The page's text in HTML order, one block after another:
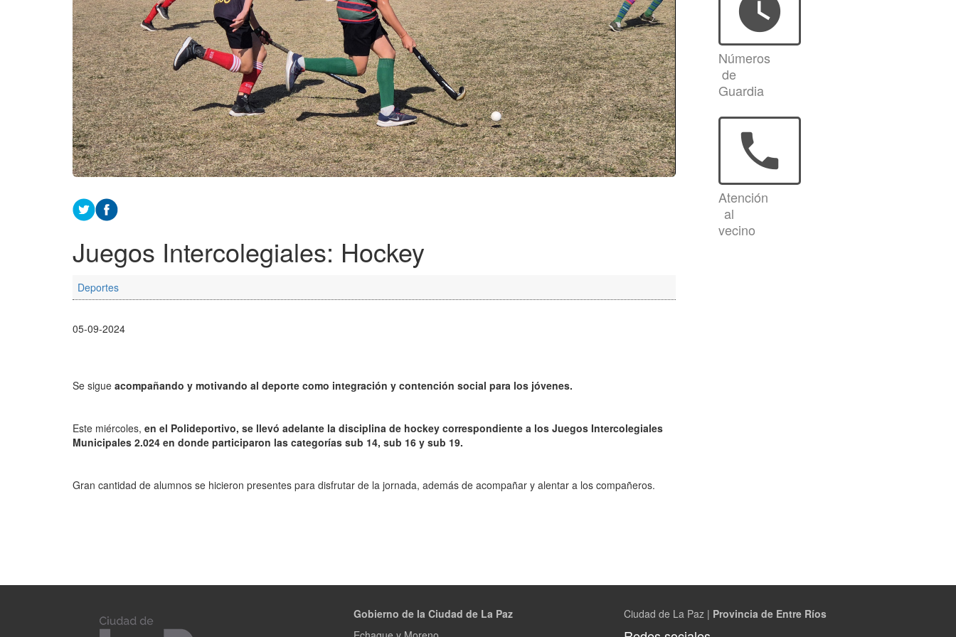
Juegos Intercolegiales: Hockey
Deportes
05-09-2024
Se sigue acompañando y motivando al deporte como integración y contención social para los jóvenes.
Este miércoles, en el Polideportivo, se llevó adelante la disciplina de hockey correspondiente a los Juegos Intercolegiales
Municipales 2.024 en donde participaron las categorías sub 14, sub 16 y sub 19.
Gran cantidad de alumnos se hicieron presentes para disfrutar de la jornada, además de acompañar y alentar a los compañeros.
watch_later
Números
de
Guardia
phone
Atención
al
vecino
Gobierno de la Ciudad de La Paz
Ciudad de La Paz | Provincia de Entre Ríos